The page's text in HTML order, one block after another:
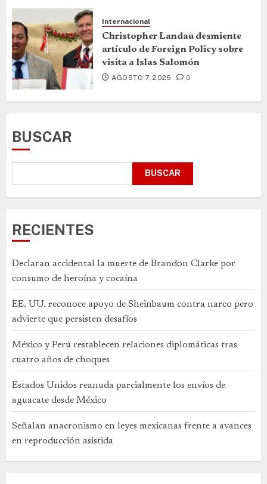
Internacional
Christopher Landau desmiente
artículo de Foreign Policy sobre
visita a Islas Salomón
AGOSTO 7, 2026 0
BUSCAR
BUSCAR
RECIENTES
Declaran accidental la muerte de Brandon Clarke por
consumo de heroína y cocaína
EE. UU. reconoce apoyo de Sheinbaum contra narco pero
advierte que persisten desafíos
México y Perú restablecen relaciones diplomáticas tras
cuatro años de choques
Estados Unidos reanuda parcialmente los envíos de
aguacate desde México
Señalan anacronismo en leyes mexicanas frente a avances
en reproducción asistida